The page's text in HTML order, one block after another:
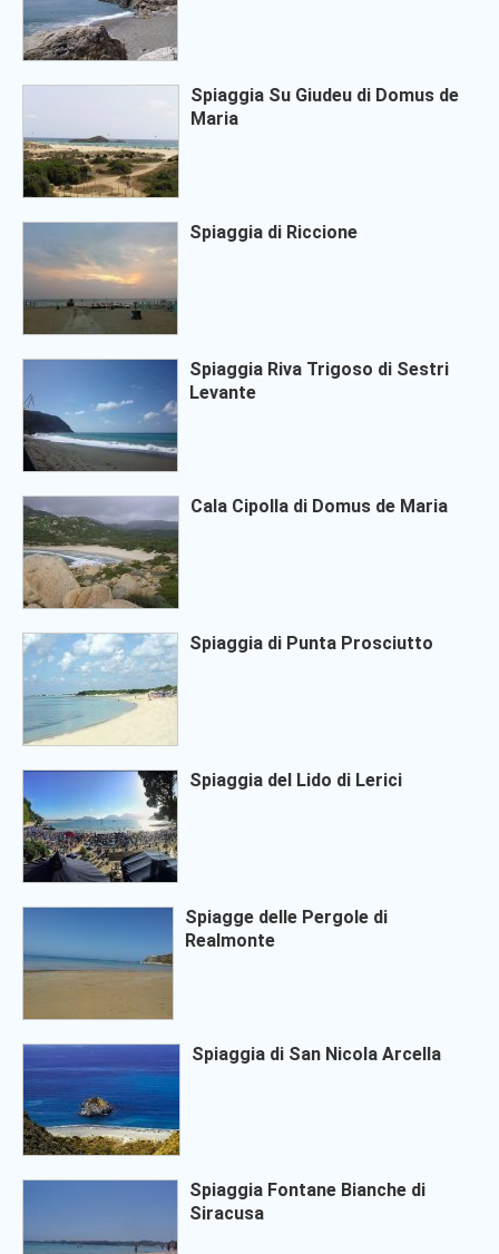
Spiaggia Su Giudeu di Domus de
Maria
Spiaggia di Riccione
Spiaggia Riva Trigoso di Sestri
Levante
Cala Cipolla di Domus de Maria
Spiaggia di Punta Prosciutto
Spiaggia del Lido di Lerici
Spiagge delle Pergole di
Realmonte
Spiaggia di San Nicola Arcella
Spiaggia Fontane Bianche di
Siracusa